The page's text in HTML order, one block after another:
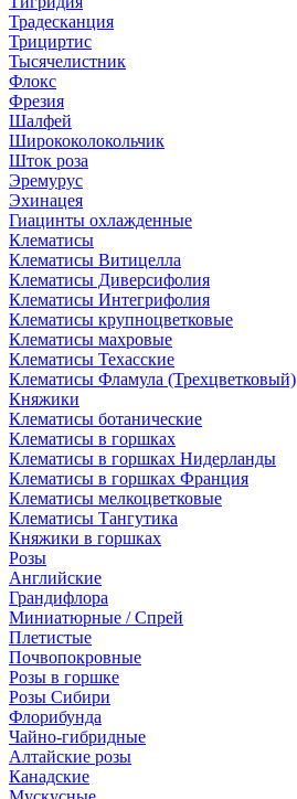
Традесканция
Трициртис
Тысячелистник
Флокс
Фрезия
Шалфей
Ширококолокольчик
Шток роза
Эремурус
Эхинацея
Гиацинты охлажденные
Клематисы
Клематисы Витицелла
Клематисы Диверсифолия
Клематисы Интегрифолия
Клематисы крупноцветковые
Клематисы махровые
Клематисы Техасские
Клематисы Фламула (Трехцветковый)
Княжики
Клематисы ботанические
Клематисы в горшках
Клематисы в горшках Нидерланды
Клематисы в горшках Франция
Клематисы мелкоцветковые
Клематисы Тангутика
Княжики в горшках
Розы
Английские
Грандифлора
Миниатюрные / Спрей
Плетистые
Почвопокровные
Розы в горшке
Розы Сибири
Флорибунда
Чайно-гибридные
Алтайские розы
Канадские